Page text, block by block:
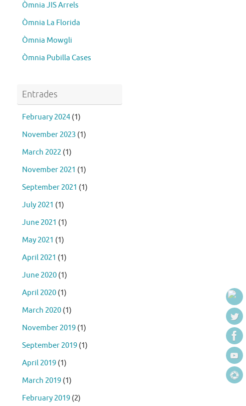
Òmnia JIS Arrels
Òmnia La Florida
Òmnia Mowgli
Òmnia Pubilla Cases
Entrades
February 2024 (1)
November 2023 (1)
March 2022 (1)
November 2021 (1)
September 2021 (1)
July 2021 (1)
June 2021 (1)
May 2021 (1)
April 2021 (1)
June 2020 (1)
April 2020 (1)
March 2020 (1)
November 2019 (1)
September 2019 (1)
April 2019 (1)
March 2019 (1)
February 2019 (2)